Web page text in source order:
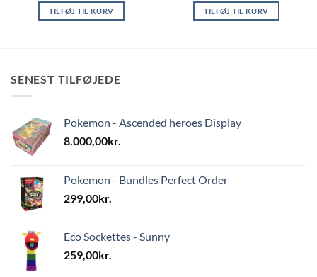
TILFØJ TIL KURV TILFØJ TIL KURV
SENEST TILFØJEDE
Pokemon - Ascended heroes Display
8.000,00kr.
Pokemon - Bundles Perfect Order
299,00kr.
Eco Sockettes - Sunny
259,00kr.